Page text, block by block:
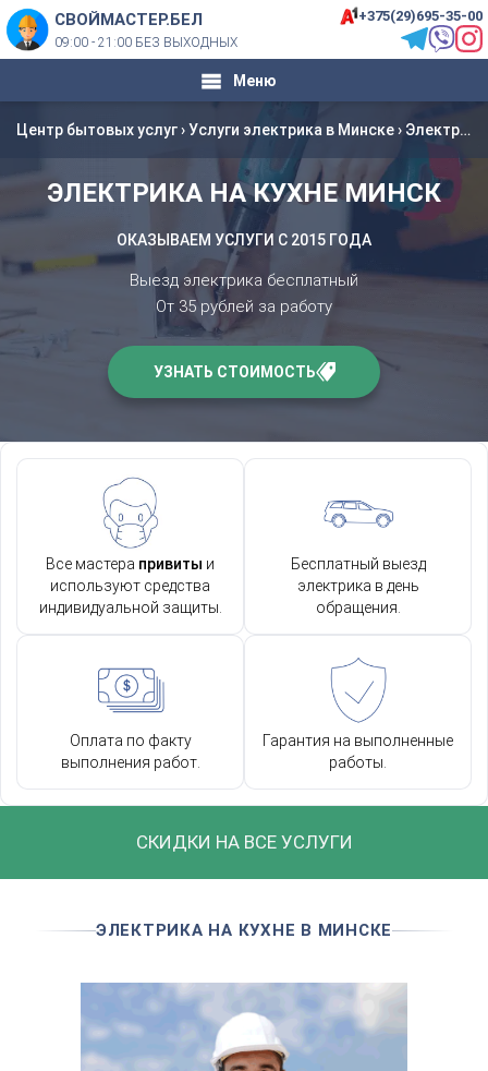
СВОЙМАСТЕР.БЕЛ
09:00 - 21:00 БЕЗ ВЫХОДНЫХ
+375(29)695-35-00
Меню
Центр бытовых услуг›Услуги электрика в Минске› Электрика на кухне Минск
ЭЛЕКТРИКА НА КУХНЕ МИНСК
ОКАЗЫВАЕМ УСЛУГИ С 2015 ГОДА
Выезд электрика бесплатный
От 35 рублей за работу
УЗНАТЬ СТОИМОСТЬ
Все мастера привиты и
используют средства
индивидуальной защиты.
Бесплатный выезд
электрика в день
обращения.
Оплата по факту
выполнения работ.
Гарантия на выполненные
работы.
СКИДКИ НА ВСЕ УСЛУГИ
ЭЛЕКТРИКА НА КУХНЕ В МИНСКЕ